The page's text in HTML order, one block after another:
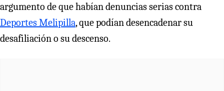
argumento de que habían denuncias serias contra
Deportes Melipilla, que podían desencadenar su
desafiliación o su descenso.